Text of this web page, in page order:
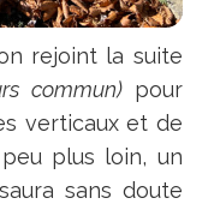
rejoint la suite
commun) pour
verticaux et de
plus loin, un
sans doute